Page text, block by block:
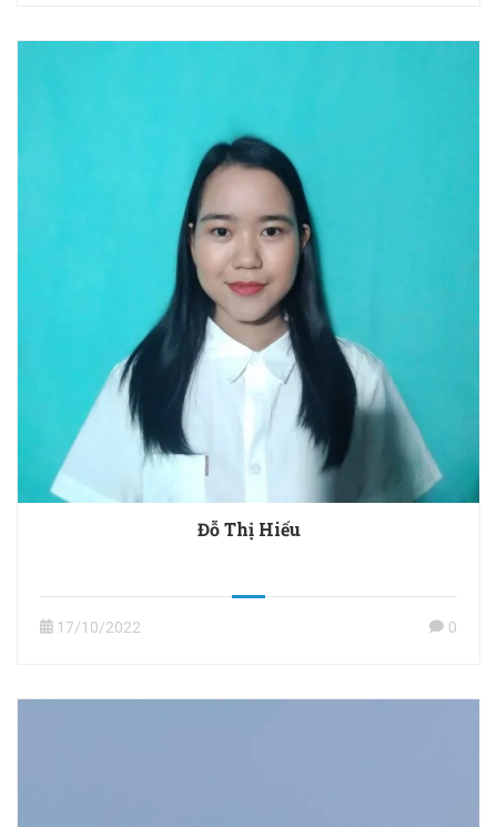
Đỗ Thị Hiếu
17/10/2022 0